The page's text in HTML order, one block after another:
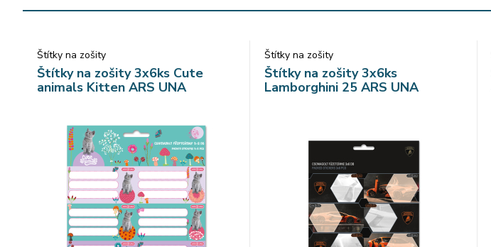
Štítky na zošity
Štítky na zošity 3x6ks Cute
animals Kitten ARS UNA
Štítky na zošity
Štítky na zošity 3x6ks
Lamborghini 25 ARS UNA